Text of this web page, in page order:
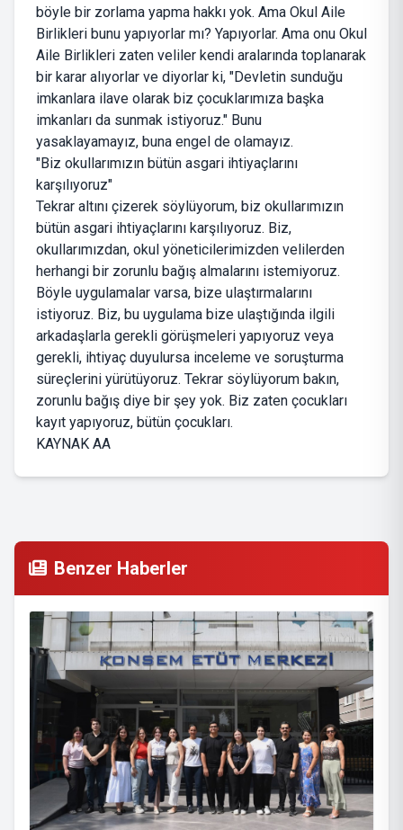
böyle bir zorlama yapma hakkı yok. Ama Okul Aile
Birlikleri bunu yapıyorlar mı? Yapıyorlar. Ama onu Okul
Aile Birlikleri zaten veliler kendi aralarında toplanarak
bir karar alıyorlar ve diyorlar ki, "Devletin sunduğu
imkanlara ilave olarak biz çocuklarımıza başka
imkanları da sunmak istiyoruz." Bunu
yasaklayamayız, buna engel de olamayız.
"Biz okullarımızın bütün asgari ihtiyaçlarını
karşılıyoruz"
Tekrar altını çizerek söylüyorum, biz okullarımızın
bütün asgari ihtiyaçlarını karşılıyoruz. Biz,
okullarımızdan, okul yöneticilerimizden velilerden
herhangi bir zorunlu bağış almalarını istemiyoruz.
Böyle uygulamalar varsa, bize ulaştırmalarını
istiyoruz. Biz, bu uygulama bize ulaştığında ilgili
arkadaşlarla gerekli görüşmeleri yapıyoruz veya
gerekli, ihtiyaç duyulursa inceleme ve soruşturma
süreçlerini yürütüyoruz. Tekrar söylüyorum bakın,
zorunlu bağış diye bir şey yok. Biz zaten çocukları
kayıt yapıyoruz, bütün çocukları.
KAYNAK AA
Benzer Haberler